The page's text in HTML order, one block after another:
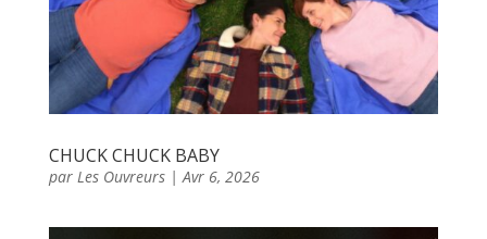
CHUCK CHUCK BABY
par Les Ouvreurs|Avr 6, 2026